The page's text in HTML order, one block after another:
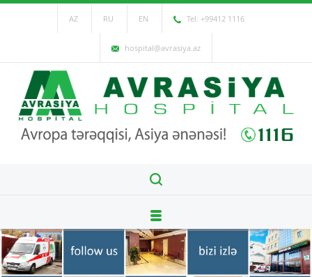
AZ RU EN Tel: +99412 1116
hospital@avrasiya.az